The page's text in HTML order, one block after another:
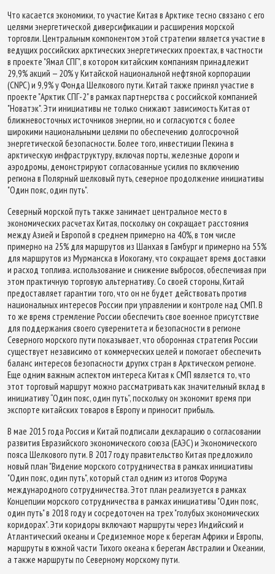
Что касается экономики, то участие Китая в Арктике тесно связано с его
целями энергетической диверсификации и расширения морской
торговли. Центральным компонентом этой стратегии является участие в
ведущих российских арктических энергетических проектах, в частности
в проекте "Ямал СПГ", в котором китайским компаниям принадлежит
29,9% акций — 20% у Китайской национальной нефтяной корпорации
(CNPC) и 9,9% у Фонда Шелкового пути. Китай также принял участие в
проекте "Арктик СПГ-2" в рамках партнерства с российской компанией
"Новатэк". Эти инициативы не только снижают зависимость Китая от
ближневосточных источников энергии, но и согласуются с более
широкими национальными целями по обеспечению долгосрочной
энергетической безопасности. Более того, инвестиции Пекина в
арктическую инфраструктуру, включая порты, железные дороги и
аэродромы, демонстрируют согласованные усилия по включению
региона в Полярный шелковый путь, северное продолжение инициативы
"Один пояс, один путь".
Северный морской путь также занимает центральное место в
экономических расчетах Китая, поскольку он сокращает расстояния
между Азией и Европой в среднем примерно на 40%, в том числе
примерно на 25% для маршрутов из Шанхая в Гамбург и примерно на 55%
для маршрутов из Мурманска в Иокогаму, что сокращает время доставки
и расход топлива. использование и снижение выбросов, обеспечивая при
этом практичную торговую альтернативу. Со своей стороны, Китай
предоставляет гарантии того, что он не будет действовать против
национальных интересов России при управлении и контроле над СМП. В
то же время стремление России обеспечить свое военное присутствие
для поддержания своего суверенитета и безопасности в регионе
Северного морского пути показывает, что оборонная стратегия России
существует независимо от коммерческих целей и помогает обеспечить
баланс интересов безопасности других стран в Арктическом регионе.
Еще одним важным аспектом интереса Китая к СМП является то, что
этот торговый маршрут можно рассматривать как значительный вклад в
инициативу “Один пояс, один путь”, поскольку он экономит время при
экспорте китайских товаров в Европу и приносит прибыль.
В мае 2015 года Россия и Китай подписали декларацию о согласовании
развития Евразийского экономического союза (ЕАЭС) и Экономического
пояса Шелкового пути. В 2017 году правительство Китая предложило
новый план "Видение морского сотрудничества в рамках инициативы
"Один пояс, один путь", который стал одним из итогов Форума
международного сотрудничества. Этот план реализуется в рамках
Концепции морского сотрудничества в рамках инициативы "Один пояс,
один путь" в 2018 году и сосредоточен на трех "голубых экономических
коридорах". Эти коридоры включают маршруты через Индийский и
Атлантический океаны и Средиземное море к берегам Африки и Европы,
маршруты в южной части Тихого океана к берегам Австралии и Океании,
а также маршруты по Северному морскому пути.